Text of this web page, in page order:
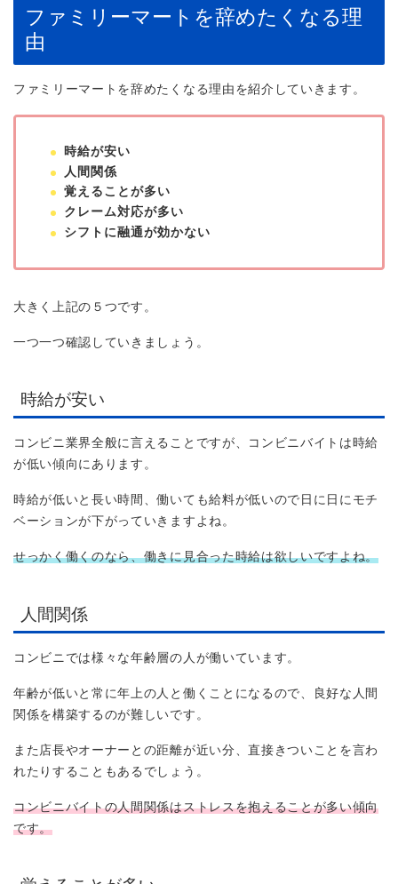
ファミリーマートを辞めたくなる理
由
ファミリーマートを辞めたくなる理由を紹介していきます。
時給が安い
人間関係
覚えることが多い
クレーム対応が多い
シフトに融通が効かない
大きく上記の５つです。
一つ一つ確認していきましょう。
時給が安い
コンビニ業界全般に言えることですが、コンビニバイトは時給
が低い傾向にあります。
時給が低いと長い時間、働いても給料が低いので日に日にモチ
ベーションが下がっていきますよね。
せっかく働くのなら、働きに見合った時給は欲しいですよね。
人間関係
コンビニでは様々な年齢層の人が働いています。
年齢が低いと常に年上の人と働くことになるので、良好な人間
関係を構築するのが難しいです。
また店長やオーナーとの距離が近い分、直接きついことを言わ
れたりすることもあるでしょう。
コンビニバイトの人間関係はストレスを抱えることが多い傾向
です。